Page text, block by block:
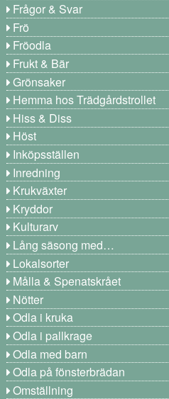
Frågor & Svar
Frö
Fröodla
Frukt & Bär
Grönsaker
Hemma hos Trädgårdstrollet
Hiss & Diss
Höst
Inköpsställen
Inredning
Krukväxter
Kryddor
Kulturarv
Lång säsong med…
Lokalsorter
Målla & Spenatskrået
Nötter
Odla i kruka
Odla i pallkrage
Odla med barn
Odla på fönsterbrädan
Omställning